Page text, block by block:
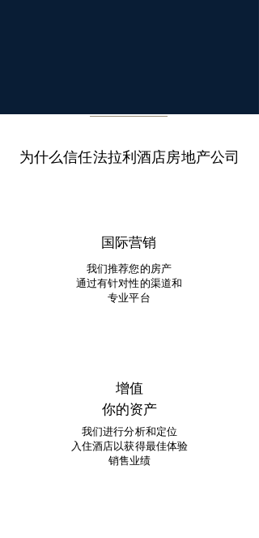
为什么信任法拉利酒店房地产公司
国际营销
我们推荐您的房产
通过有针对性的渠道和
专业平台
增值
你的资产
我们进行分析和定位
入住酒店以获得最佳体验
销售业绩